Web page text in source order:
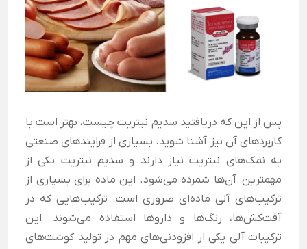
پس از این که دریافتید سدیم نیتریت چیست، بهتر است با
کاربردهای آن نیز آشنا شوید. بسیاری از فرایندهای صنعتی
به نمک‌های نیتریت نیاز دارند و سدیم نیتریت یکی از
مهمترین آن‌ها شمرده می‌شود. این ماده برای بسیاری از
ترکیب‌های آلی ماده‌ای ضروری است. ترکیب‌هایی که در
آفت‌کش‌ها، رنگ‌ها و داروها استفاده می‌شوند. این
ترکیبات آلی یکی از افزودنی‌های مهم در تولید گوشت‌های